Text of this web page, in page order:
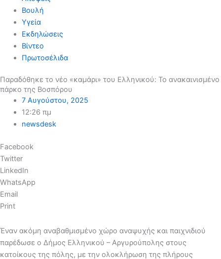
Βουλή
Υγεία
Εκδηλώσεις
Βίντεο
Πρωτοσέλιδα
Παραδόθηκε το νέο «καμάρι» του Ελληνικού: Το ανακαινισμένο
πάρκο της Βοσπόρου
7 Αυγούστου, 2025
12:26 πμ
newsdesk
Facebook
Twitter
LinkedIn
WhatsApp
Email
Print
Έναν ακόμη αναβαθμισμένο χώρο αναψυχής και παιχνιδιού
παρέδωσε ο Δήμος Ελληνικού – Αργυρούπολης στους
κατοίκους της πόλης, με την ολοκλήρωση της πλήρους